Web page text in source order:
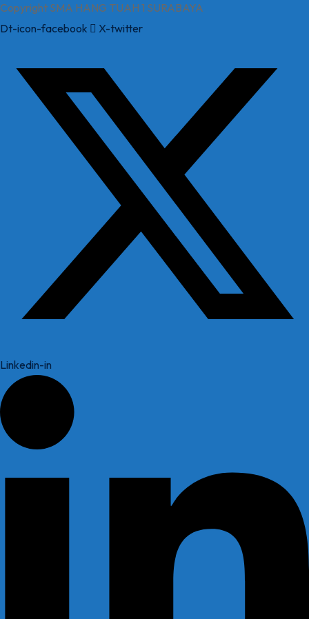
Copyright SMA HANG TUAH 1 SURABAYA
Dt-icon-facebook
X-twitter
Linkedin-in